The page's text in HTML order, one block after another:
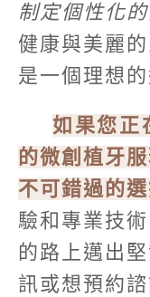
制定個性化
健康與美麗
是一個理想的
如果您正
的微創植牙
不可錯過的
驗和專業技
的路上邁出
訊或想預約